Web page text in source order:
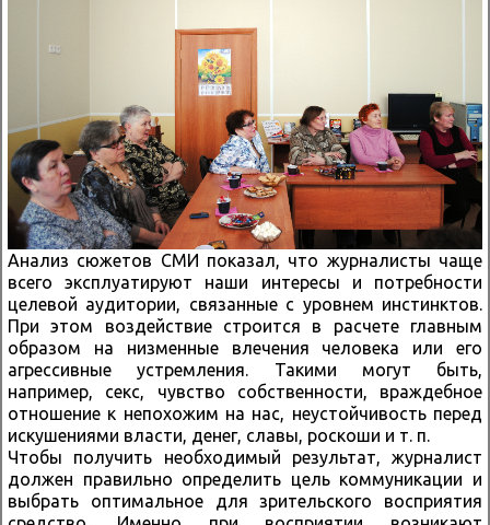
Анализ сюжетов СМИ показал, что журналисты чаще
всего эксплуатируют наши интересы и потребности
целевой аудитории, связанные с уровнем инстинктов.
При этом воздействие строится в расчете главным
образом на низменные влечения человека или его
агрессивные устремления. Такими могут быть,
например, секс, чувство собственности, враждебное
отношение к непохожим на нас, неустойчивость перед
искушениями власти, денег, славы, роскоши и т. п.
Чтобы получить необходимый результат, журналист
должен правильно определить цель коммуникации и
выбрать оптимальное для зрительского восприятия